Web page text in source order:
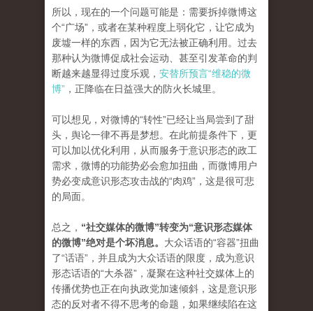
所以，现在的一个问题可能是：需要拆掉微博这
个“广场”，或者在某种程度上弱化它，让它成为
废墟一样的东西，因为它无法被正确利用。过去
那种认为微博促成社会运动、甚至引发革命的判
断越来越显得过度乐观， 安替所预言“维稳的微
博” ，正降临在日益强大的防火长城里。
可以想见，对微博的“转性”已经让当局尝到了甜
头，舆论一律不再是梦想。在此前提条件下，更
可以加以优化利用，从而服务于意识形态的政工
需求，微博的功能势必会愈加扭曲，而微博用户
势必变成意识形态攻击战的“肉鸡”，这是很可悲
的局面。
总之， “社交媒体的微博”转变为“意识形态媒体
的微博”绝对是个坏消息。 大众话语的“容器”扭曲
了“话语”，并且成为大众话语的限度，成为意识
形态话语的“大杀器”，凝聚在这种社交媒体上的
传播优势也正在向执政党加速倾斜，这是意识形
态的反对者不得不思考的命题，如果继续陷在这